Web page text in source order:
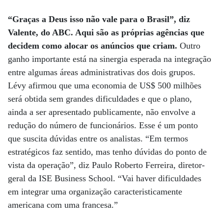
“Graças a Deus isso não vale para o Brasil”, diz
Valente, do ABC. Aqui são as próprias agências que
decidem como alocar os anúncios que criam. Outro
ganho importante está na sinergia esperada na integração
entre algumas áreas administrativas dos dois grupos.
Lévy afirmou que uma economia de US$ 500 milhões
será obtida sem grandes dificuldades e que o plano,
ainda a ser apresentado publicamente, não envolve a
redução do número de funcionários. Esse é um ponto
que suscita dúvidas entre os analistas. “Em termos
estratégicos faz sentido, mas tenho dúvidas do ponto de
vista da operação”, diz Paulo Roberto Ferreira, diretor-
geral da ISE Business School. “Vai haver dificuldades
em integrar uma organização caracteristicamente
americana com uma francesa.”